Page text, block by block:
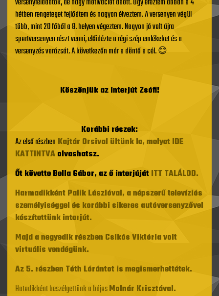
hétben rengeteget fejlődtem és nagyon élveztem. A versenyen végül
több, mint 20 főből a 8. helyen végeztem. Nagyon jó volt újra
sportversenyen részt venni, előidézte a régi szép emlékeket és a
versenyzés varázsát. A következőn már a döntő a cél. 😊
Köszönjük az interjút Zsófi!
Korábbi részek:
Az első részben Kajtár Orsival ültünk le, melyet IDE
KATTINTVAolvashatsz.
Őt követte Bella Gábor, az ő interjújátITT TALÁLOD.
Harmadikként Palik Lászlóval, a népszerű televíziós
személyiséggel és korábbi sikeres autóversenyzővel
készítettünk interjút.
Majd a negyedik részben Csikós Viktória volt
virtuális vendégünk.
Az5. részben Tóth Lórántot is megismerhettétek.
Hatodikként beszélgettünk a bájosMolnár Krisztával.